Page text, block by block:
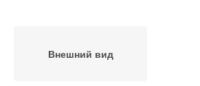
Внешний вид